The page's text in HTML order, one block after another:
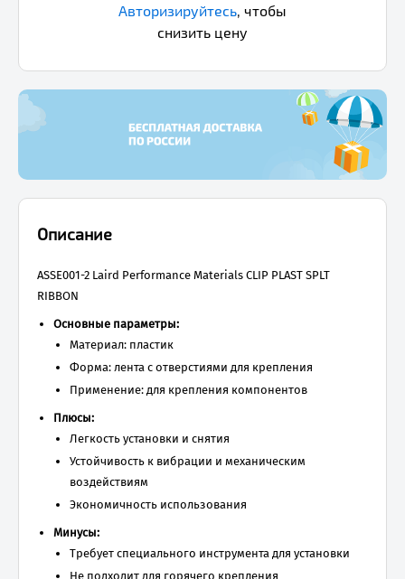
Авторизируйтесь, чтобы
снизить цену
Описание
ASSE001-2 Laird Performance Materials CLIP PLAST SPLT
RIBBON
Основные параметры:
Материал: пластик
Форма: лента с отверстиями для крепления
Применение: для крепления компонентов
Плюсы:
Легкость установки и снятия
Устойчивость к вибрации и механическим
воздействиям
Экономичность использования
Минусы:
Требует специального инструмента для установки
Не подходит для горячего крепления